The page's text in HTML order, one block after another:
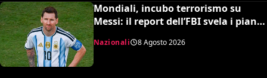
Mondiali, incubo terrorismo su
Messi: il report dell’FBI svela i piani
sventati durante la Coppa del
Mondo
Nazionali 8 Agosto 2026